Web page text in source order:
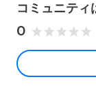
コミュニティ
0